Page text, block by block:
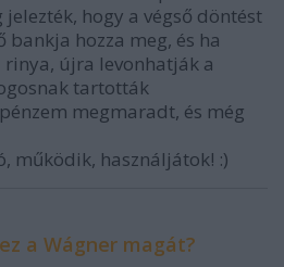
hogy a végső döntést
bankja hozza meg, és ha
újra levonhatják a
tartották
megmaradt, és még
működik, használjátok! :)
a Wágner magát?